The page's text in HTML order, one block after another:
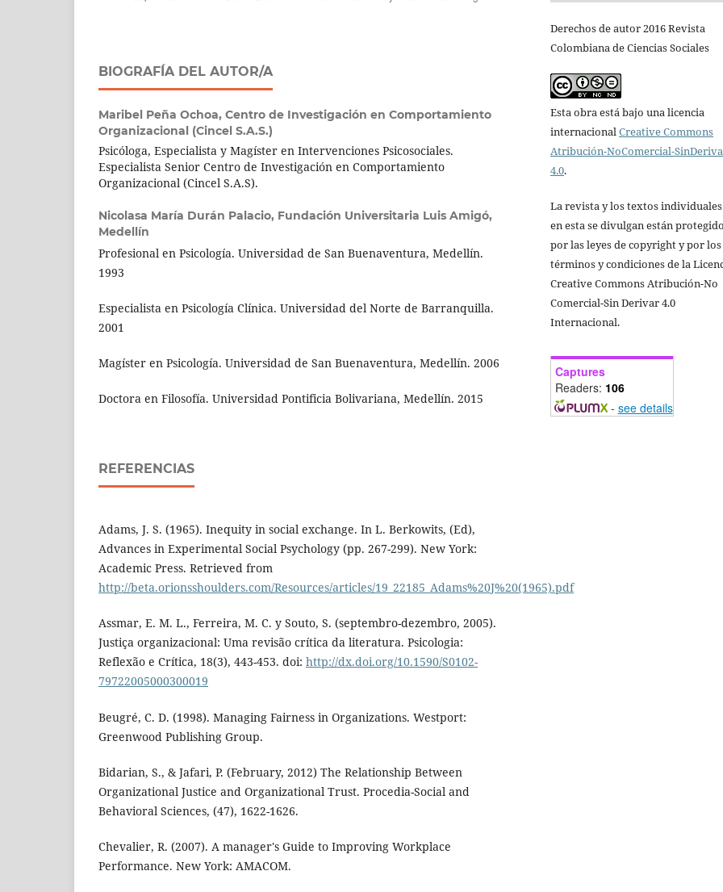
BIOGRAFÍA DEL AUTOR/A
Maribel Peña Ochoa, Centro de Investigación en Comportamiento
Organizacional (Cincel S.A.S.)
Psicóloga, Especialista y Magíster en Intervenciones Psicosociales.
Especialista Senior Centro de Investigación en Comportamiento
Organizacional (Cincel S.A.S).
Nicolasa María Durán Palacio, Fundación Universitaria Luis Amigó,
Medellín
Profesional en Psicología. Universidad de San Buenaventura, Medellín.
1993
Especialista en Psicología Clínica. Universidad del Norte de Barranquilla.
2001
Magíster en Psicología. Universidad de San Buenaventura, Medellín. 2006
Doctora en Filosofía. Universidad Pontificia Bolivariana, Medellín. 2015
REFERENCIAS
Adams, J. S. (1965). Inequity in social exchange. In L. Berkowits, (Ed),
Advances in Experimental Social Psychology (pp. 267-299). New York:
Academic Press. Retrieved from
http://beta.orionsshoulders.com/Resources/articles/19_22185_Adams%20J%20(1965).pdf
Assmar, E. M. L., Ferreira, M. C. y Souto, S. (septembro-dezembro, 2005).
Justiça organizacional: Uma revisão crítica da literatura. Psicologia:
Reflexão e Crítica, 18(3), 443-453. doi: http://dx.doi.org/10.1590/S0102-
79722005000300019
Beugré, C. D. (1998). Managing Fairness in Organizations. Westport:
Greenwood Publishing Group.
Bidarian, S., & Jafari, P. (February, 2012) The Relationship Between
Organizational Justice and Organizational Trust. Procedia-Social and
Behavioral Sciences, (47), 1622-1626.
Chevalier, R. (2007). A manager's Guide to Improving Workplace
Performance. New York: AMACOM.
Derechos de autor 2016 Revista
Colombiana de Ciencias Sociales
Esta obra está bajo una licencia
internacionalCreative Commons
Atribución-NoComercial-
4.0.
La revista y los textos
en esta se divulgan están
por las leyes de copyright y por los
términos y condiciones de la
Creative Commons Atribución-No
Comercial-Sin Derivar 4.0
Internacional.
Captures
Readers: 106
- see details